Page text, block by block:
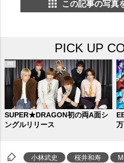
この記事の写真
PICK UP
SUPER★DRAGON初の両A面シ
ングルリリース
小林武史 桜井和寿